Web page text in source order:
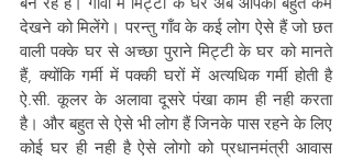
देखने को मिलेंगे। परन्तु गाँव के कई लोग ऐसे हैं जो छत
वाली पक्के घर से अच्छा पुराने मिट्टी के घर को मानते
हैं, क्योंकि गर्मी में पक्की घरों में अत्यधिक गर्मी होती है
ऐ.सी. कूलर के अलावा दूसरे पंखा काम ही नही करता
है। और बहुत से ऐसे भी लोग हैं जिनके पास रहने के लिए
कोई घर ही नही है ऐसे लोगो को प्रधानमंत्री आवास